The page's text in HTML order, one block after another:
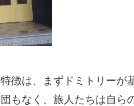
徴は、まずドミトリー
もなく、旅人たちは自